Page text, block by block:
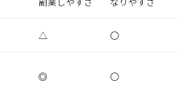
△ 〇
◎ 〇